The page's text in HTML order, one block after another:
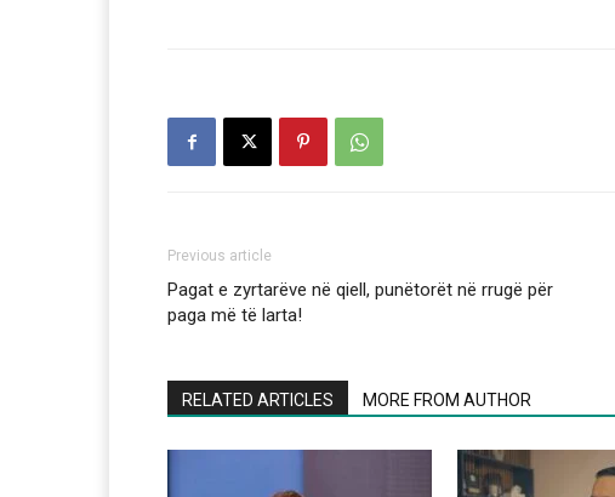
Previous article
Pagat e zyrtarëve në qiell, punëtorët në rrugë për
paga më të larta!
RELATED ARTICLES MORE FROM AUTHOR